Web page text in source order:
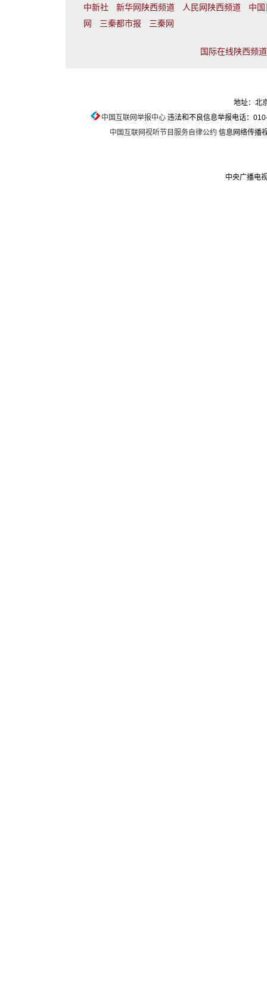
中新社 新华网陕西频道 人民网陕西频道
中
网
三秦都市报 三秦网
国际在线陕西频
地址：北
中国互联网举报中心违法和不良信息举报电话：
中国互联网视听节目服务自律公约 信息网络传播
中央广播电